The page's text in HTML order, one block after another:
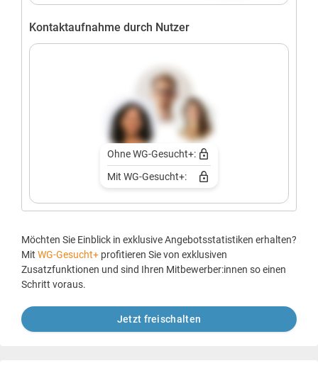
Kontaktaufnahme durch Nutzer
Ohne WG-Gesucht+:
Mit WG-Gesucht+:
Möchten Sie Einblick in exklusive Angebotsstatistiken erhalten?
Mit WG-Gesucht+ profitieren Sie von exklusiven
Zusatzfunktionen und sind Ihren Mitbewerber:innen so einen
Schritt voraus.
Jetzt freischalten